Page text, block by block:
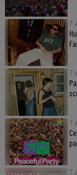
7
7
7
7